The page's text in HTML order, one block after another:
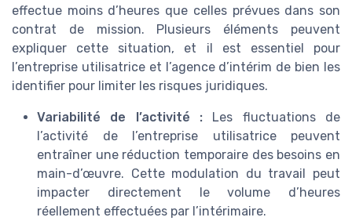
effectue moins d’heures que celles prévues dans son
contrat de mission. Plusieurs éléments peuvent
expliquer cette situation, et il est essentiel pour
l’entreprise utilisatrice et l’agence d’intérim de bien les
identifier pour limiter les risques juridiques.
Variabilité de l’activité : Les fluctuations de
l’activité de l’entreprise utilisatrice peuvent
entraîner une réduction temporaire des besoins en
main-d’œuvre. Cette modulation du travail peut
impacter directement le volume d’heures
réellement effectuées par l’intérimaire.